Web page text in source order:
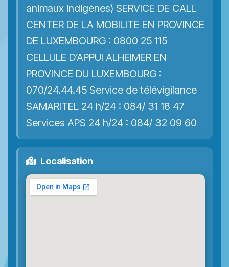
animaux indigènes) SERVICE DE CALL
CENTER DE LA MOBILITE EN PROVINCE
DE LUXEMBOURG : 0800 25 115
CELLULE D’APPUI ALHEIMER EN
PROVINCE DU LUXEMBOURG :
070/24.44.45 Service de télévigilance
SAMARITEL 24 h/24 : 084/ 31 18 47
Services APS 24 h/24 : 084/ 32 09 60
Localisation